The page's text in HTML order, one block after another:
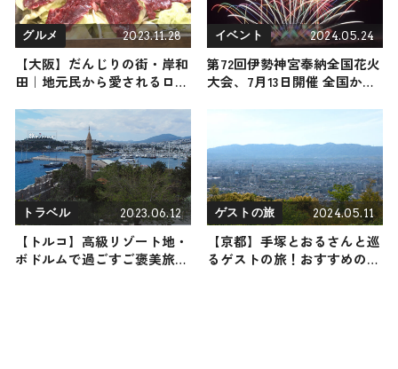
グルメ 2023.11.28
【大阪】だんじりの街・岸和
田｜地元民から愛されるロー
イベント 2024.05.24
第72回伊勢神宮奉納全国花火
大会、7月13日開催 全国から
トラベル 2023.06.12
【トルコ】高級リゾート地・
ボドルムで過ごすご褒美旅~
ゲストの旅 2024.05.11
【京都】手塚とおるさんと巡
るゲストの旅！おすすめの観